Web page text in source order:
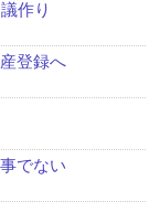
作り
登録へ
でない